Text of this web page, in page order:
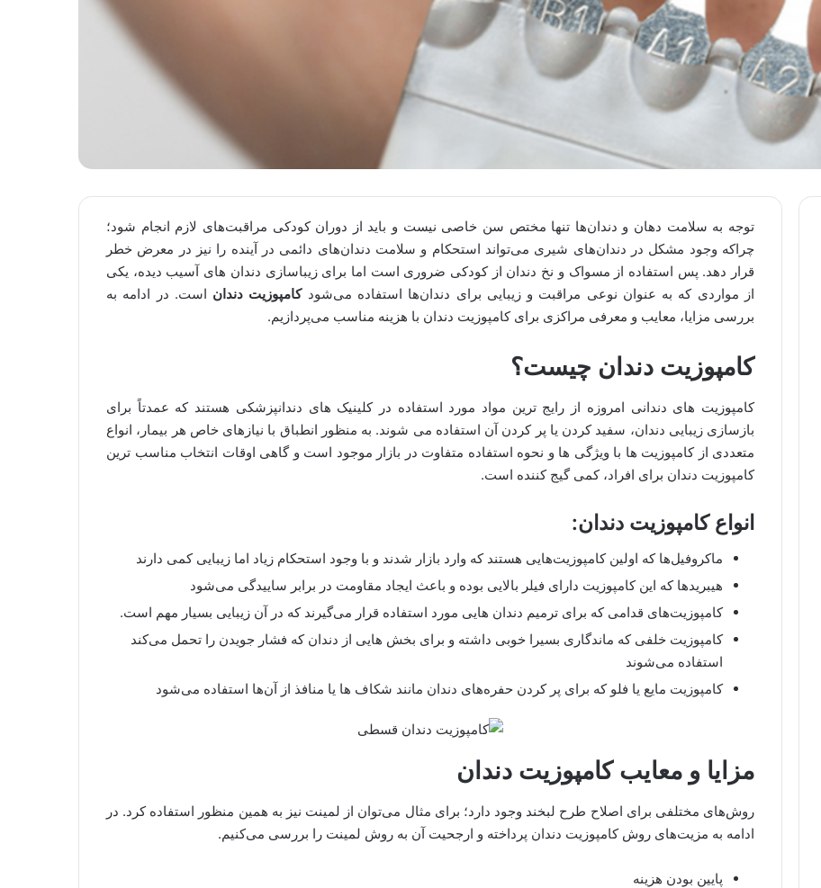
توجه به سلامت دهان و دندان‌ها تنها مختص سن خاصی نیست و باید از دوران کودکی مراقبت‌های لازم انجام شود؛
چراکه وجود مشکل در دندان‌های شیری می‌تواند استحکام و سلامت دندان‌های دائمی‌ در آینده را نیز در معرض خطر
قرار دهد. پس استفاده از مسواک و نخ دندان از کودکی ضروری است اما برای زیباسازی دندان های آسیب دیده، یکی
از مواردی که به عنوان نوعی مراقبت و زیبایی برای دندان‌ها استفاده می‌شودکامپوزیت دندان است. در ادامه به
بررسی مزایا، معایب و معرفی مراکزی برای کامپوزیت دندان با هزینه مناسب می‌پردازیم.
کامپوزیت دندان چیست؟
کامپوزیت های دندانی امروزه از رایج ترین مواد مورد استفاده در کلینیک های دندانپزشکی هستند که عمدتاً برای
بازسازی زیبایی دندان، سفید کردن یا پر کردن آن استفاده می شوند. به منظور انطباق با نیازهای خاص هر بیمار، انواع
متعددی از کامپوزیت ها با ویژگی ها و نحوه استفاده متفاوت در بازار موجود است و گاهی اوقات انتخاب مناسب ترین
کامپوزیت دندان برای افراد، کمی گیج کننده است.
انواع کامپوزیت دندان:
ماکروفیل‌ها که اولین کامپوزیت‌هایی هستند که وارد بازار شدند و با وجود استحکام زیاد اما زیبایی کمی دارند
هیبریدها که این کامپوزیت دارای فیلر بالایی بوده و باعث ایجاد مقاومت در برابر ساییدگی می‌شود
کامپوزیت‌های قدامی که برای ترمیم دندان هایی مورد استفاده قرار می‌گیرند که در آن زیبایی بسیار مهم است.
کامپوزیت خلفی که ماندگاری بسیرا خوبی داشته و برای بخش هایی از دندان که فشار جویدن را تحمل می‌کند
استفاده می‌شوند
کامپوزیت مایع یا فلو که برای پر کردن حفره‌های دندان مانند شکاف ها یا منافذ از آن‌ها استفاده می‌شود
مزایا و معایب کامپوزیت دندان
روش‌های مختلفی برای اصلاح طرح لبخند وجود دارد؛ برای مثال می‌توان از لمینت نیز به همین منظور استفاده کرد. در
ادامه به مزیت‌های روش کامپوزیت دندان پرداخته و ارجحیت آن به روش لمینت را بررسی می‌کنیم.
پایین بودن هزینه